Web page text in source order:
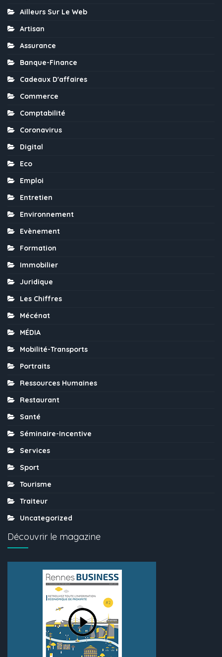
Ailleurs Sur Le Web
Artisan
Assurance
Banque-Finance
Cadeaux D'affaires
Commerce
Comptabilité
Coronavirus
Digital
Eco
Emploi
Entretien
Environnement
Evènement
Formation
Immobilier
Juridique
Les Chiffres
Mécénat
MÉDIA
Mobilité-Transports
Portraits
Ressources Humaines
Restaurant
Santé
Séminaire-Incentive
Services
Sport
Tourisme
Traiteur
Uncategorized
Découvrir le magazine